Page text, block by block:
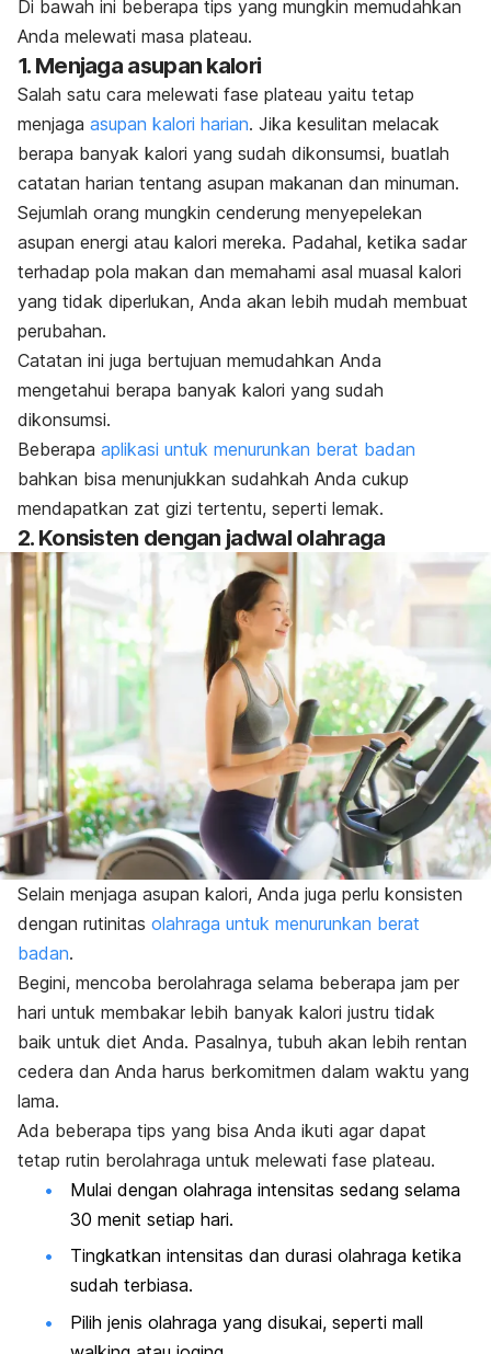
Di bawah ini beberapa tips yang mungkin memudahkan
Anda melewati masa plateau.
1. Menjaga asupan kalori
Salah satu cara melewati fase plateau yaitu tetap
menjaga asupan kalori harian. Jika kesulitan melacak
berapa banyak kalori yang sudah dikonsumsi, buatlah
catatan harian tentang asupan makanan dan minuman.
Sejumlah orang mungkin cenderung menyepelekan
asupan energi atau kalori mereka. Padahal, ketika sadar
terhadap pola makan dan memahami asal muasal kalori
yang tidak diperlukan, Anda akan lebih mudah membuat
perubahan.
Catatan ini juga bertujuan memudahkan Anda
mengetahui berapa banyak kalori yang sudah
dikonsumsi.
Beberapa aplikasi untuk menurunkan berat badan
bahkan bisa menunjukkan sudahkah Anda cukup
mendapatkan zat gizi tertentu, seperti lemak.
2. Konsisten dengan jadwal olahraga
Selain menjaga asupan kalori, Anda juga perlu konsisten
dengan rutinitas olahraga untuk menurunkan berat
badan.
Begini, mencoba berolahraga selama beberapa jam per
hari untuk membakar lebih banyak kalori justru tidak
baik untuk diet Anda. Pasalnya, tubuh akan lebih rentan
cedera dan Anda harus berkomitmen dalam waktu yang
lama.
Ada beberapa tips yang bisa Anda ikuti agar dapat
tetap rutin berolahraga untuk melewati fase plateau.
Mulai dengan olahraga intensitas sedang selama
30 menit setiap hari.
Tingkatkan intensitas dan durasi olahraga ketika
sudah terbiasa.
Pilih jenis olahraga yang disukai, seperti mall